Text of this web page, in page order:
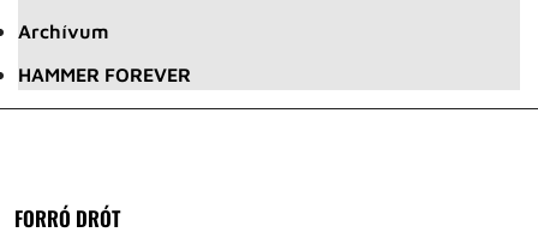
Archívum
HAMMER FOREVER
FORRÓ DRÓT